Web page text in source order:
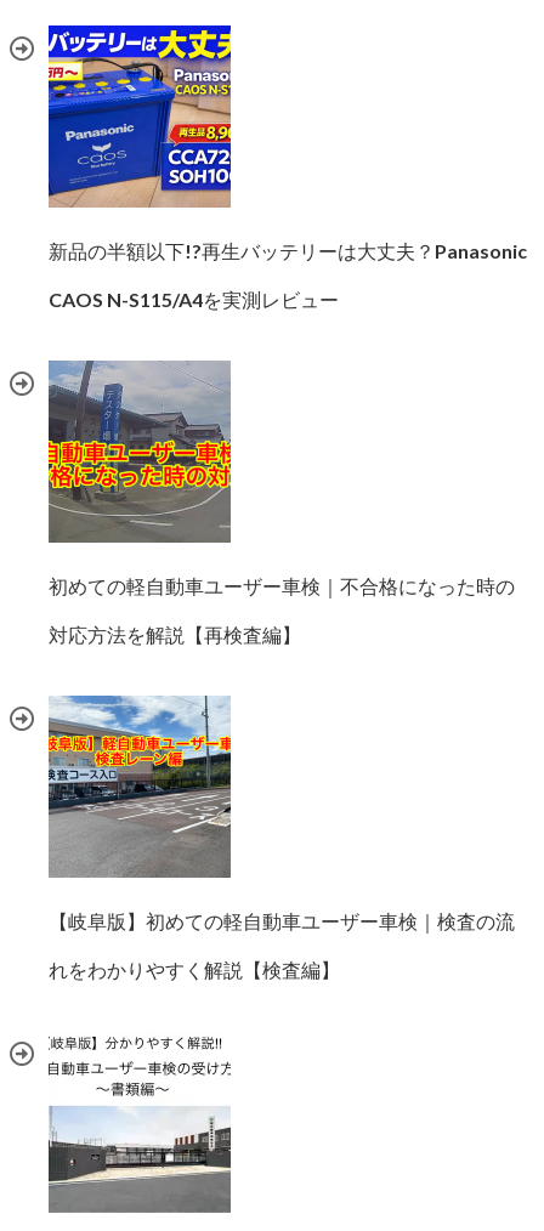
新品の半額以下!?再生バッテリーは大丈夫？Panasonic
CAOS N-S115/A4を実測レビュー
初めての軽自動車ユーザー車検｜不合格になった時の
対応方法を解説【再検査編】
【岐阜版】初めての軽自動車ユーザー車検｜検査の流
れをわかりやすく解説【検査編】